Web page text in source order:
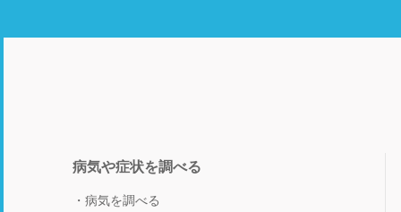
病気や症状を調べる
病気を調べる